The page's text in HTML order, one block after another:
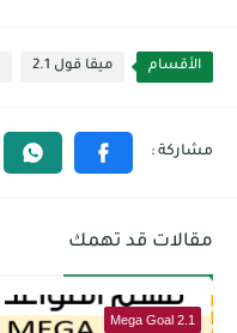
الأقسام ميقا قول 2.1
مقالات قد تهمك
Mega Goal 2.1